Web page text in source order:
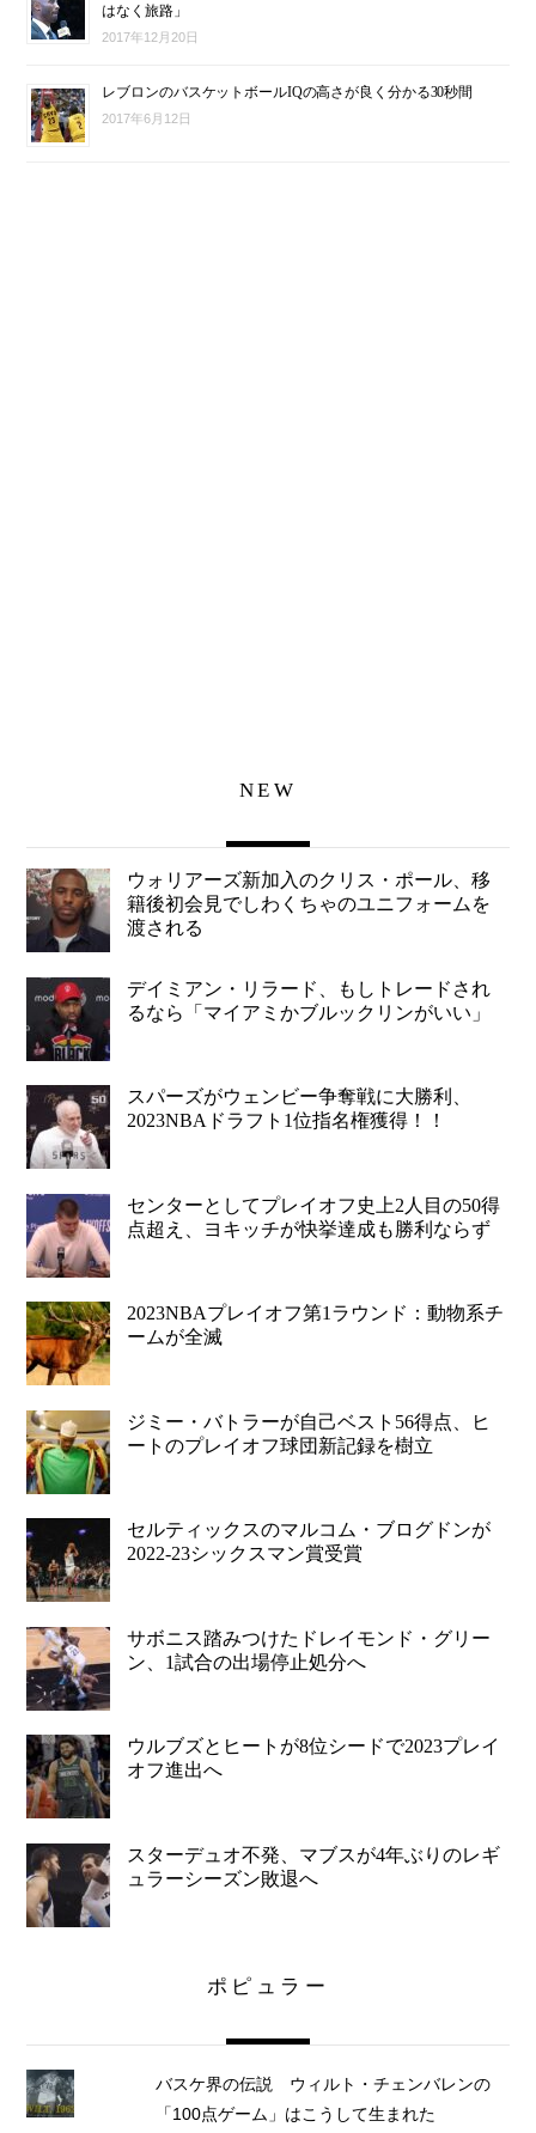
はなく旅路」
2017年12月20日
レブロンのバスケットボールIQの高さが良く分かる30秒間
2017年6月12日
NEW
ウォリアーズ新加入のクリス・ポール、移
籍後初会見でしわくちゃのユニフォームを
渡される
デイミアン・リラード、もしトレードされ
るなら「マイアミかブルックリンがいい」
スパーズがウェンビー争奪戦に大勝利、
2023NBAドラフト1位指名権獲得！！
センターとしてプレイオフ史上2人目の50得
点超え、ヨキッチが快挙達成も勝利ならず
2023NBAプレイオフ第1ラウンド：動物系チ
ームが全滅
ジミー・バトラーが自己ベスト56得点、ヒ
ートのプレイオフ球団新記録を樹立
セルティックスのマルコム・ブログドンが
2022-23シックスマン賞受賞
サボニス踏みつけたドレイモンド・グリー
ン、1試合の出場停止処分へ
ウルブズとヒートが8位シードで2023プレイ
オフ進出へ
スターデュオ不発、マブスが4年ぶりのレギ
ュラーシーズン敗退へ
ポピュラー
バスケ界の伝説 ウィルト・チェンバレンの
「100点ゲーム」はこうして生まれた